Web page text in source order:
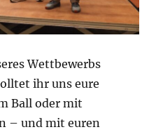
Wettbewerbs
ihr uns eure
Ball oder mit
– und mit euren